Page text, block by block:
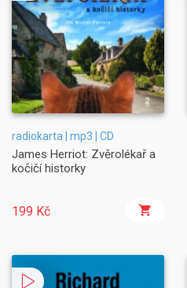
radiokarta | mp3 | CD
James Herriot: Zvěrolékař a
kočičí historky
199 Kč